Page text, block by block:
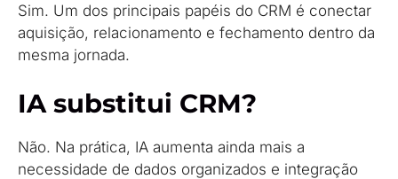
Sim. Um dos principais papéis do CRM é conectar
aquisição, relacionamento e fechamento dentro da
mesma jornada.
IA substitui CRM?
Não. Na prática, IA aumenta ainda mais a
necessidade de dados organizados e integração